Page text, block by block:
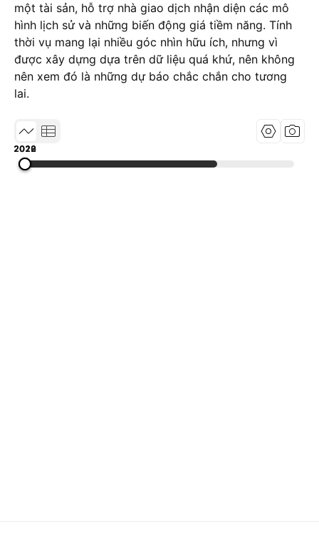
một tài sản, hỗ trợ nhà giao dịch nhận diện các mô
hình lịch sử và những biến động giá tiềm năng. Tính
thời vụ mang lại nhiều góc nhìn hữu ích, nhưng vì
được xây dựng dựa trên dữ liệu quá khứ, nên không
nên xem đó là những dự báo chắc chắn cho tương
lai.
2019
2022
2026